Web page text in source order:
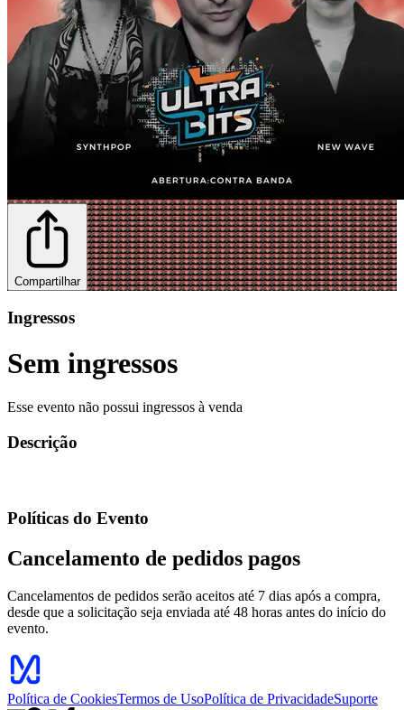
Compartilhar
Ingressos
Sem ingressos
Esse evento não possui ingressos à venda
Descrição
Políticas do Evento
Cancelamento de pedidos pagos
Cancelamentos de pedidos serão aceitos até 7 dias após a compra,
desde que a solicitação seja enviada até 48 horas antes do início do
evento.
Política de CookiesTermos de UsoPolítica de PrivacidadeSuporte